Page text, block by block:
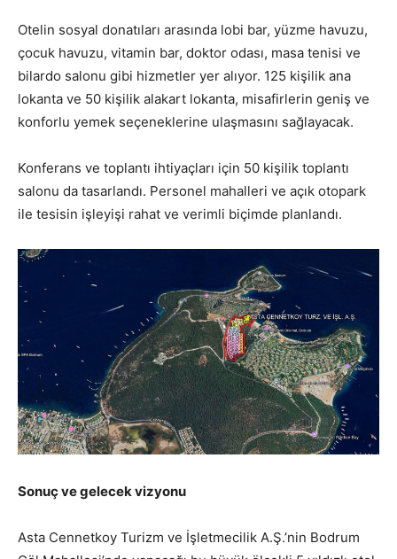
Otelin sosyal donatıları arasında lobi bar, yüzme havuzu,
çocuk havuzu, vitamin bar, doktor odası, masa tenisi ve
bilardo salonu gibi hizmetler yer alıyor. 125 kişilik ana
lokanta ve 50 kişilik alakart lokanta, misafirlerin geniş ve
konforlu yemek seçeneklerine ulaşmasını sağlayacak.
Konferans ve toplantı ihtiyaçları için 50 kişilik toplantı
salonu da tasarlandı. Personel mahalleri ve açık otopark
ile tesisin işleyişi rahat ve verimli biçimde planlandı.
Sonuç ve gelecek vizyonu
Asta Cennetkoy Turizm ve İşletmecilik A.Ş.’nin Bodrum